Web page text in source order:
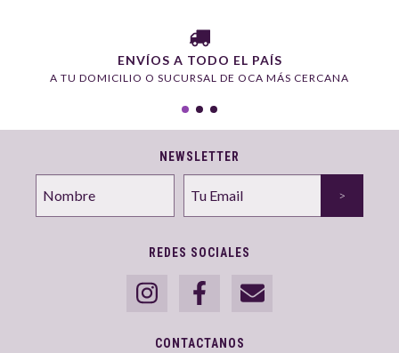
ENVÍOS A TODO EL PAÍS
A TU DOMICILIO O SUCURSAL DE OCA MÁS CERCANA
NEWSLETTER
REDES SOCIALES
CONTACTANOS